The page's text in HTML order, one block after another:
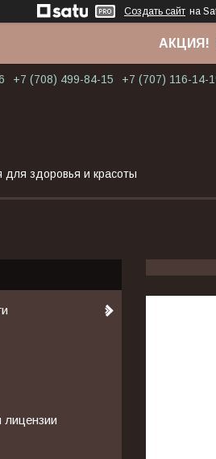
Создать сайт на
АКЦИЯ!
+7 (708) 499-84-15 +7 (707) 116-14-
здоровья и красоты